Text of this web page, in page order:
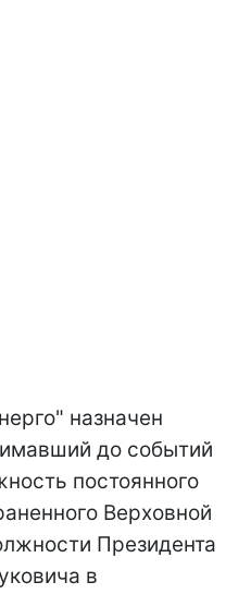
назначен
до событий
постоянного
Верховной
Президента
в